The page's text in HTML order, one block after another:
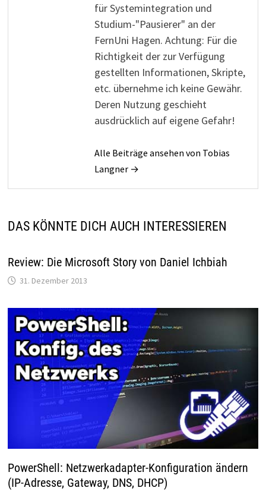
für Systemintegration und
Studium-"Pausierer" an der
FernUni Hagen. Achtung: Für die
Richtigkeit der zur Verfügung
gestellten Informationen, Skripte,
etc. übernehme ich keine Gewähr.
Deren Nutzung geschieht
ausdrücklich auf eigene Gefahr!
Alle Beiträge ansehen von Tobias
Langner →
DAS KÖNNTE DICH AUCH INTERESSIEREN
Review: Die Microsoft Story von Daniel Ichbiah
31. Dezember 2013
PowerShell: Netzwerkadapter-Konfiguration ändern
(IP-Adresse, Gateway, DNS, DHCP)